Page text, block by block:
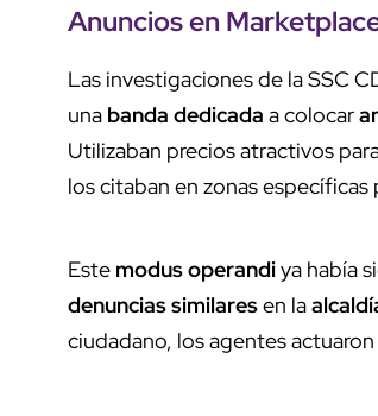
Anuncios en
Las investigaciones de la SSC
una banda dedicada a colocar
Utilizaban precios atractivos
los citaban en zonas
Este modus operandiya había
denuncias similaresen la
ciudadano, los agentes